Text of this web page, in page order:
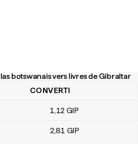
botswanais vers livres de Gibraltar
botswanais vers livres de Gibraltar
CONVERTI
1,12 GIP
2,81 GIP